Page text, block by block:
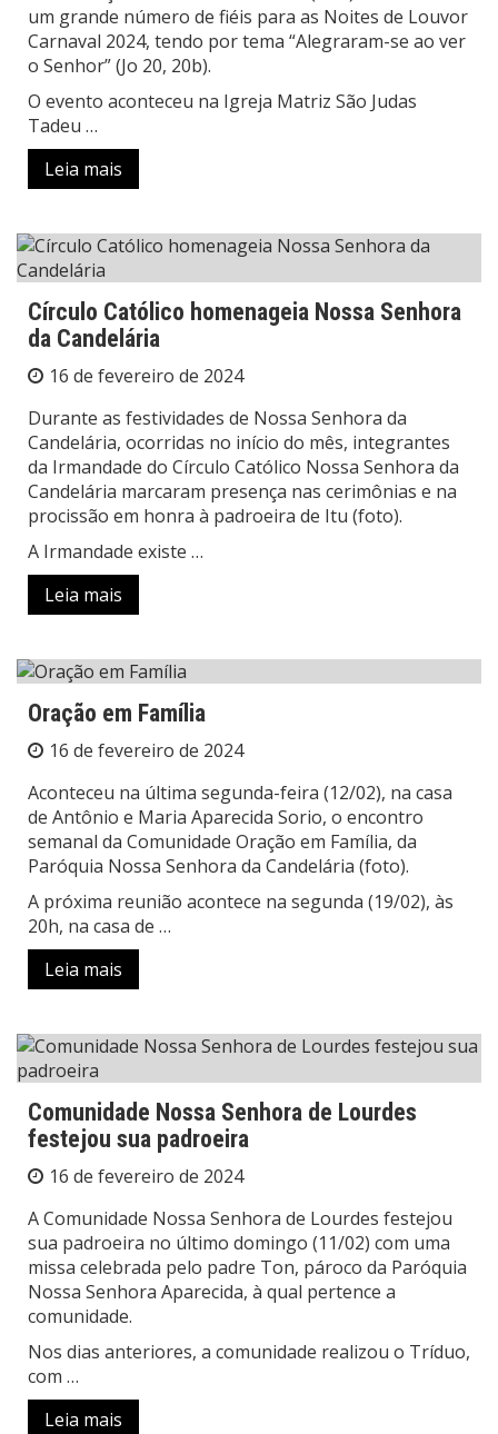
um grande número de fiéis para as Noites de Louvor
Carnaval 2024, tendo por tema “Alegraram-se ao ver
o Senhor” (Jo 20, 20b).
O evento aconteceu na Igreja Matriz São Judas
Tadeu …
Leia mais
Círculo Católico homenageia Nossa Senhora
da Candelária
16 de fevereiro de 2024
Durante as festividades de Nossa Senhora da
Candelária, ocorridas no início do mês, integrantes
da Irmandade do Círculo Católico Nossa Senhora da
Candelária marcaram presença nas cerimônias e na
procissão em honra à padroeira de Itu (foto).
A Irmandade existe …
Leia mais
Oração em Família
16 de fevereiro de 2024
Aconteceu na última segunda-feira (12/02), na casa
de Antônio e Maria Aparecida Sorio, o encontro
semanal da Comunidade Oração em Família, da
Paróquia Nossa Senhora da Candelária (foto).
A próxima reunião acontece na segunda (19/02), às
20h, na casa de …
Leia mais
Comunidade Nossa Senhora de Lourdes
festejou sua padroeira
16 de fevereiro de 2024
A Comunidade Nossa Senhora de Lourdes festejou
sua padroeira no último domingo (11/02) com uma
missa celebrada pelo padre Ton, pároco da Paróquia
Nossa Senhora Aparecida, à qual pertence a
comunidade.
Nos dias anteriores, a comunidade realizou o Tríduo,
com …
Leia mais